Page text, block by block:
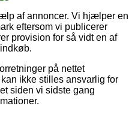
af annoncer. Vi hjælper en
eftersom vi publicerer
provision for så vidt en af
på nettet
ikke stilles ansvarlig for
siden vi sidste gang